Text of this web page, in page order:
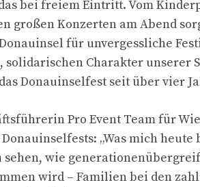
bei freiem Eintritt. Vom
großen Konzerten am Abend
für unvergessliche
solidarischen Charakter unserer
Donauinselfest seit über vier
Pro Event Team für
„Was mich heute
sehen, wie
wird – Familien bei den